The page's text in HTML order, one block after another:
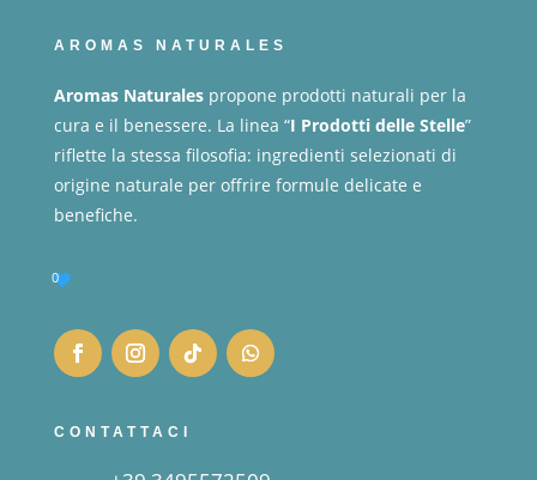
AROMAS NATURALES
Aromas Naturalespropone prodotti naturali per la
cura e il benessere. La linea “I Prodotti delle Stelle”
riflette la stessa filosofia: ingredienti selezionati di
origine naturale per offrire formule delicate e
benefiche.
0
CONTATTACI